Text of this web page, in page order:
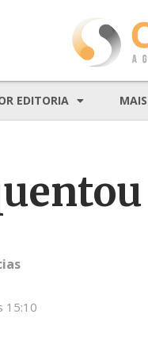
EDITORIA
15:10